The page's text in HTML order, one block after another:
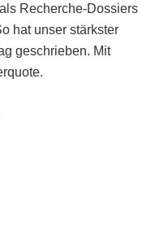
Recherche-Dossiers
hat unser stärkster
geschrieben. Mit